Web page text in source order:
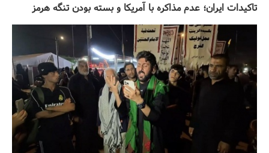
تاکیدات ایران؛ عدم مذاکره با آمریکا و بسته بودن تنگه هرمز